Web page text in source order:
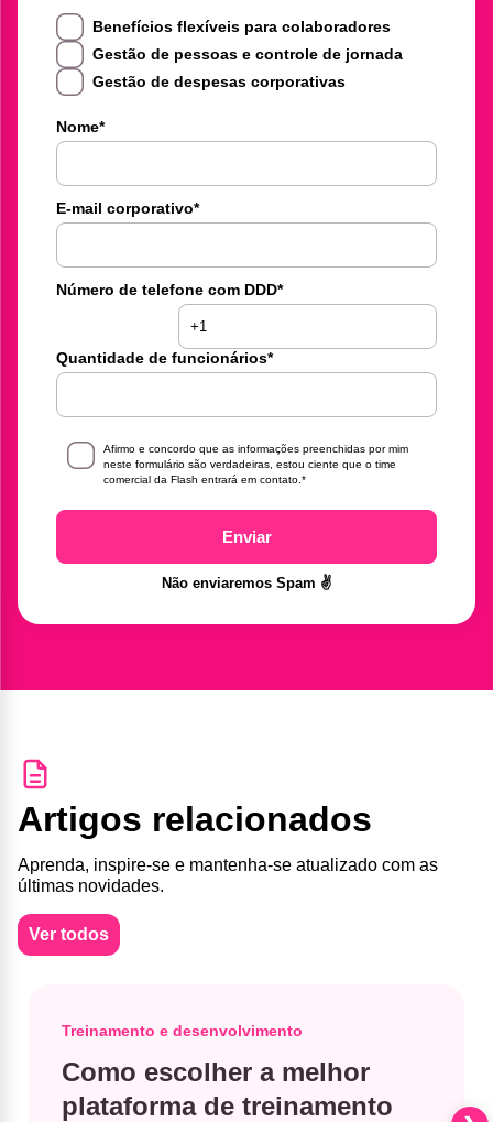
Benefícios flexíveis para colaboradores
Gestão de pessoas e controle de jornada
Gestão de despesas corporativas
Nome*
E-mail corporativo*
Número de telefone com DDD*
Quantidade de funcionários*
Afirmo e concordo que as informações preenchidas por mim
neste formulário são verdadeiras, estou ciente que o time
comercial da Flash entrará em contato. *
Enviar
Não enviaremos Spam ✌️
Artigos relacionados
Aprenda, inspire-se e mantenha-se atualizado com as
últimas novidades.
Ver todos
Treinamento e desenvolvimento
Como escolher a melhor
plataforma de treinamento